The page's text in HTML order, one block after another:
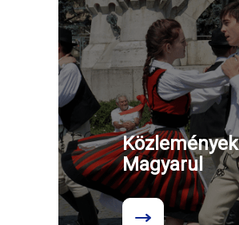
Közlemények
Magyarul